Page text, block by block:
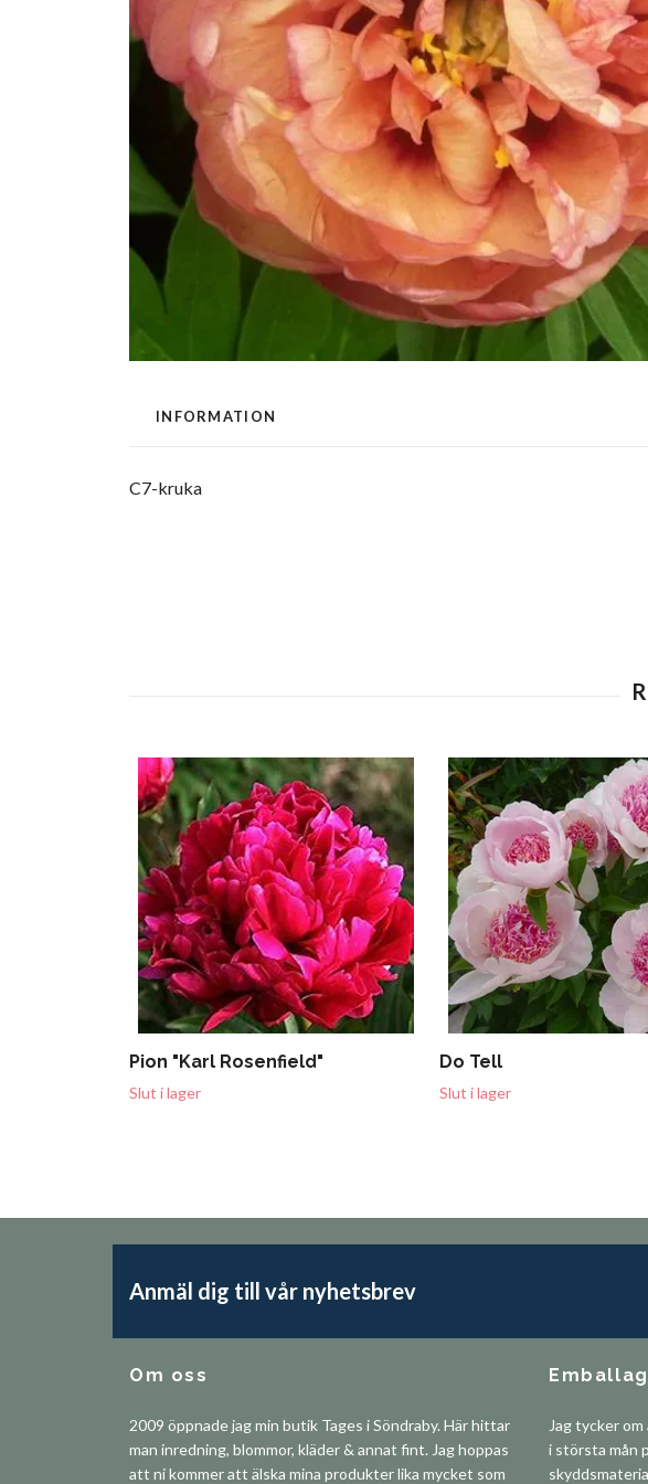
INFORMATION
C7-kruka
Pion "Karl Rosenfield"
Slut i lager
Do Tell
Slut i lager
Anmäl dig till vår nyhetsbrev
Om oss
2009 öppnade jag min butik Tages i Söndraby. Här hittar
man inredning, blommor, kläder & annat fint. Jag hoppas
att ni kommer att älska mina produkter lika mycket som
Jag tycker
i största mån